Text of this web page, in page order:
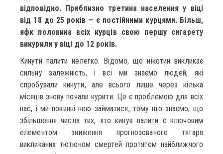
відповідно. Приблизно третина населення у віці
від 18 до 25 років — є постійними курцями. Більш,
яфк половина всіх курців свою першу сигарету
викурили у віці до 12 років.
Кинути палити нелегко. Відомо, що нікотин викликає
сильну залежність, і всі ми знаємо людей, які
спробували кинути, але всього лише через кілька
місяців знову почали курити. Це є проблемою для всіх
нас, і ми повинні нею займатися, тому що знаємо, що
збільшення числа тих, хто кинув палити є ключовим
елементом зниження прогнозованого тягаря
викликаних тютюном смертей протягом найближчого